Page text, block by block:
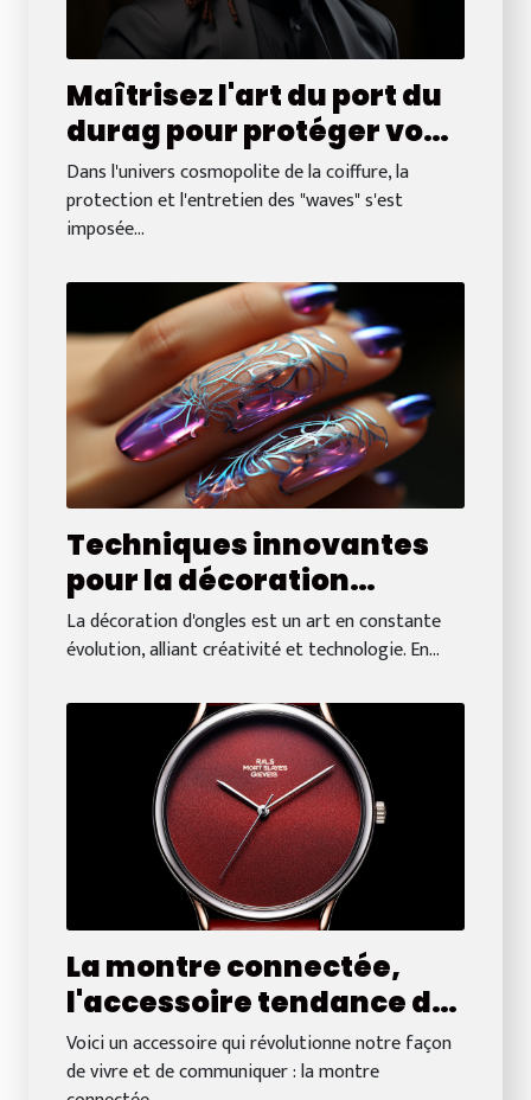
Maîtrisez l'art du port du
durag pour protéger vos
waves
Dans l'univers cosmopolite de la coiffure, la
protection et l'entretien des "waves" s'est
imposée...
Techniques innovantes
pour la décoration
d'ongles en 2024
La décoration d'ongles est un art en constante
évolution, alliant créativité et technologie. En...
La montre connectée,
l'accessoire tendance du
moment
Voici un accessoire qui révolutionne notre façon
de vivre et de communiquer : la montre